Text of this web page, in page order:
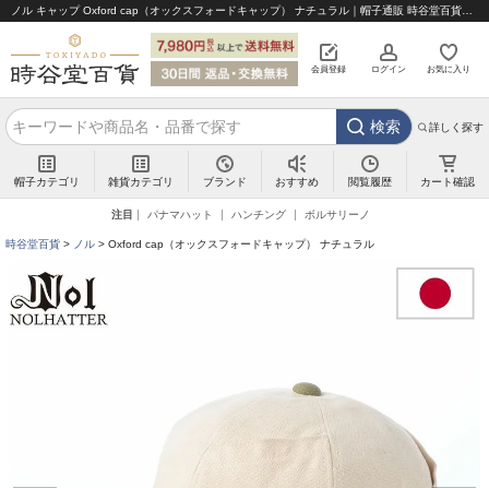
会員登録 ログイン お気に入り
検索 詳しく探す
帽子カテゴリ 雑貨カテゴリ ブランド おすすめ 閲覧履歴 カート確認
注目 パナマハット ハンチング ボルサリーノ
時谷堂百貨 ノル Oxford cap（オックスフォードキャップ） ナチュラル